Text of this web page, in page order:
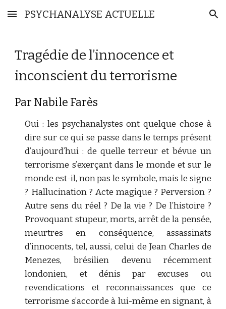
Skip to main content Skip to navigation
PSYCHANALYSE ACTUELLE
Tragédie de l’innocence et
inconscient du terrorisme
Par Nabile Farès
Oui : les psychanalystes ont quelque chose à
dire sur ce qui se passe dans le temps présent
d’aujourd’hui : de quelle terreur et bévue un
terrorisme s’exerçant dans le monde et sur le
monde est-il, non pas le symbole, mais le signe
? Hallucination ? Acte magique ? Perversion ?
Autre sens du réel ? De la vie ? De l’histoire ?
Provoquant stupeur, morts, arrêt de la pensée,
meurtres en conséquence, assassinats
d’innocents, tel, aussi, celui de Jean Charles de
Menezes, brésilien devenu récemment
londonien, et dénis par excuses ou
revendications et reconnaissances que ce
terrorisme s’accorde à lui-même en signant, à